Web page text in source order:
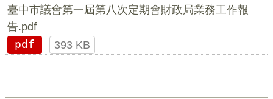
臺中市議會第一屆第八次定期會財政局業務工作報
告.pdf
pdf
393 KB